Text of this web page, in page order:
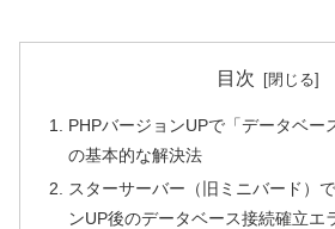
目次
PHPバージョンUPで「データベー
の基本的な解決法
スターサーバー（旧ミニバード）
ンUP後のデータベース接続確立エ